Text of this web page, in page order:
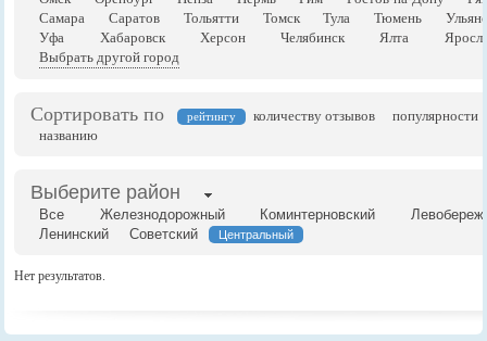
Самара
Саратов Тольятти Томск Тула Тюмень
Уфа
Хабаровск Херсон Челябинск Ялта
Выбрать другой город
Сортировать по рейтингу количеству отзывов
популярности
названию
Выберите район
Все Железнодорожный Коминтерновский
Ленинский
Советский Центральный
Нет результатов.